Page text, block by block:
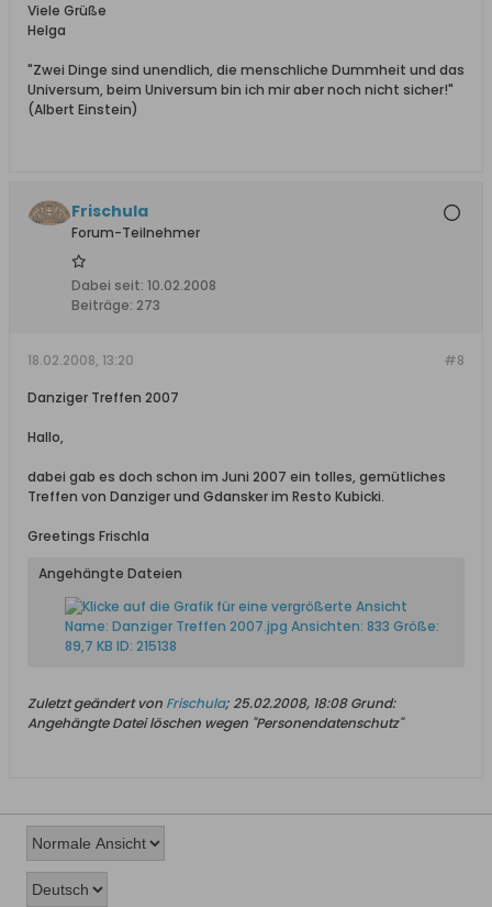
Viele Grüße
Helga
"Zwei Dinge sind unendlich, die menschliche Dummheit und das
Universum, beim Universum bin ich mir aber noch nicht sicher!"
(Albert Einstein)
Frischula
Forum-Teilnehmer
Dabei seit: 10.02.2008
Beiträge: 273
#8
18.02.2008, 13:20
Danziger Treffen 2007
Hallo,
dabei gab es doch schon im Juni 2007 ein tolles, gemütliches
Treffen von Danziger und Gdansker im Resto Kubicki.
Greetings Frischla
Angehängte Dateien
Zuletzt geändert von Frischula;25.02.2008, 18:08 Grund:
Angehängte Datei löschen wegen "Personendatenschutz"